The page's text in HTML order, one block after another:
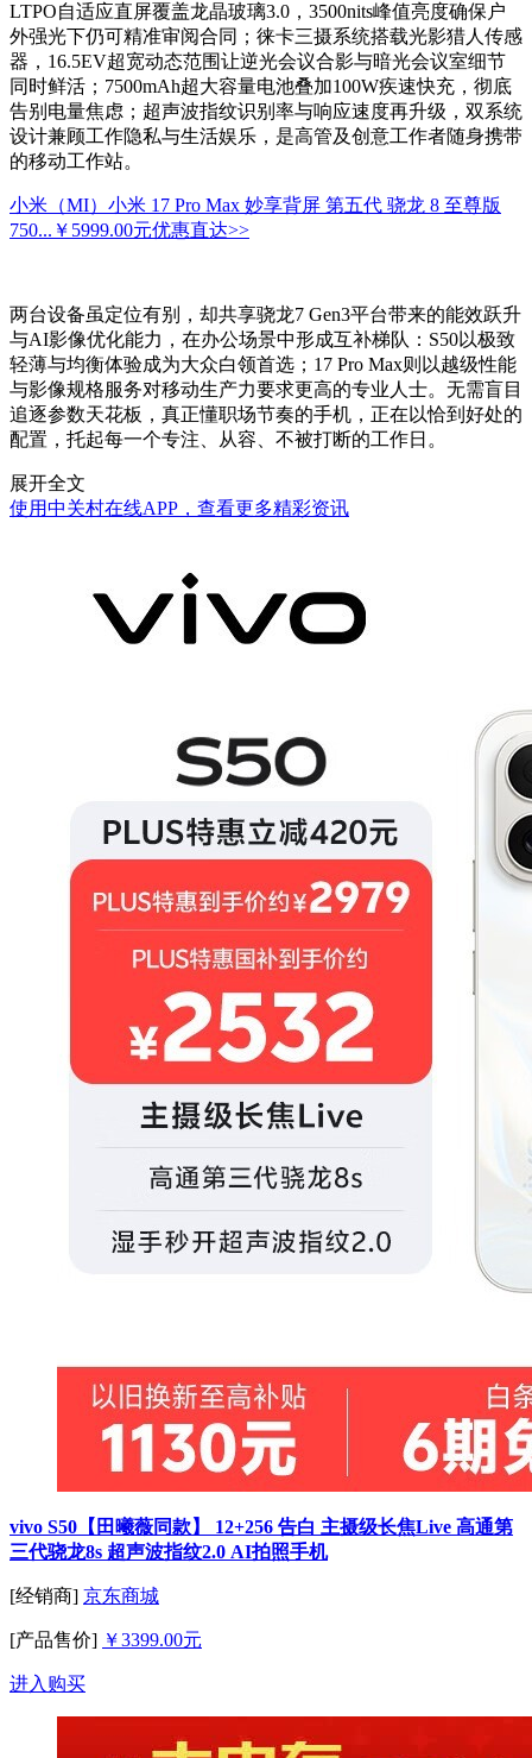
LTPO自适应直屏覆盖龙晶玻璃3.0，3500nits峰值亮度确保户
外强光下仍可精准审阅合同；徕卡三摄系统搭载光影猎人传感
器，16.5EV超宽动态范围让逆光会议合影与暗光会议室细节
同时鲜活；7500mAh超大容量电池叠加100W疾速快充，彻底
告别电量焦虑；超声波指纹识别率与响应速度再升级，双系统
设计兼顾工作隐私与生活娱乐，是高管及创意工作者随身携带
的移动工作站。
小米（MI）小米 17 Pro Max 妙享背屏 第五代 骁龙 8 至尊版
750... ￥5999.00元优惠直达>>
两台设备虽定位有别，却共享骁龙7 Gen3平台带来的能效跃升
与AI影像优化能力，在办公场景中形成互补梯队：S50以极致
轻薄与均衡体验成为大众白领首选；17 Pro Max则以越级性能
与影像规格服务对移动生产力要求更高的专业人士。无需盲目
追逐参数天花板，真正懂职场节奏的手机，正在以恰到好处的
配置，托起每一个专注、从容、不被打断的工作日。
展开全文
使用中关村在线APP，查看更多精彩资讯
vivo S50【田曦薇同款】 12+256 告白 主摄级长焦Live 高通第
三代骁龙8s 超声波指纹2.0 AI拍照手机
[经销商] 京东商城
[产品售价] ￥3399.00元
进入购买